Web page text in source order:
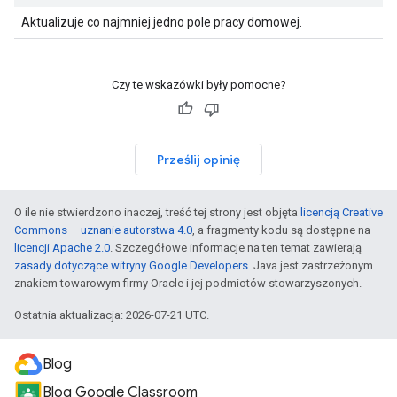
Aktualizuje co najmniej jedno pole pracy domowej.
Czy te wskazówki były pomocne?
Prześlij opinię
O ile nie stwierdzono inaczej, treść tej strony jest objęta licencją Creative
Commons – uznanie autorstwa 4.0, a fragmenty kodu są dostępne na
licencji Apache 2.0. Szczegółowe informacje na ten temat zawierają
zasady dotyczące witryny Google Developers. Java jest zastrzeżonym
znakiem towarowym firmy Oracle i jej podmiotów stowarzyszonych.
Ostatnia aktualizacja: 2026-07-21 UTC.
Blog
Blog Google Classroom